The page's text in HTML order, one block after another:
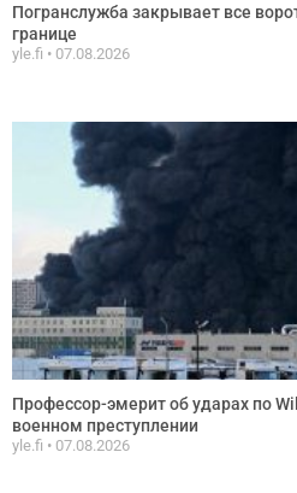
Погранслужба закрывает все
границе
yle.fi 07.08.2026
Профессор-эмерит об ударах по
военном преступлении
yle.fi 07.08.2026